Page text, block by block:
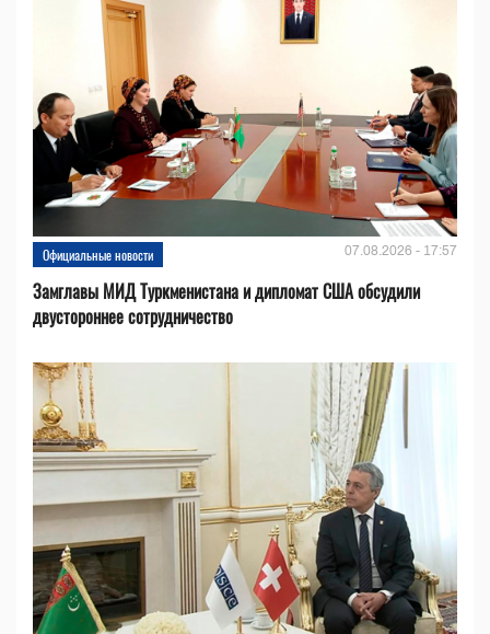
Официальные новости 07.08.2026 - 17:57
Замглавы МИД Туркменистана и дипломат США обсудили
двустороннее сотрудничество